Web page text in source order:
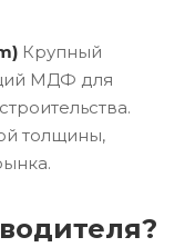
Крупный
МДФ для
толщины,